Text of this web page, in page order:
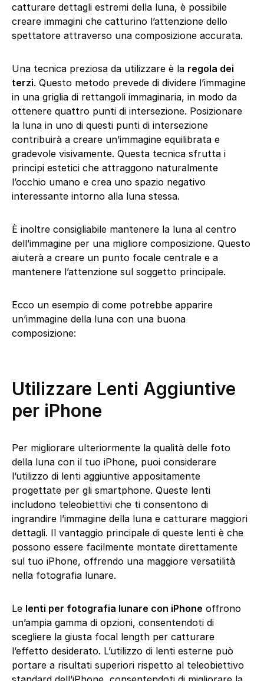
catturare dettagli estremi della luna, è possibile
creare immagini che catturino l’attenzione dello
spettatore attraverso una composizione accurata.
Una tecnica preziosa da utilizzare è la regola dei
terzi. Questo metodo prevede di dividere l’immagine
in una griglia di rettangoli immaginaria, in modo da
ottenere quattro punti di intersezione. Posizionare
la luna in uno di questi punti di intersezione
contribuirà a creare un’immagine equilibrata e
gradevole visivamente. Questa tecnica sfrutta i
principi estetici che attraggono naturalmente
l’occhio umano e crea uno spazio negativo
interessante intorno alla luna stessa.
È inoltre consigliabile mantenere la luna al centro
dell’immagine per una migliore composizione. Questo
aiuterà a creare un punto focale centrale e a
mantenere l’attenzione sul soggetto principale.
Ecco un esempio di come potrebbe apparire
un’immagine della luna con una buona
composizione:
Utilizzare Lenti Aggiuntive
per iPhone
Per migliorare ulteriormente la qualità delle foto
della luna con il tuo iPhone, puoi considerare
l’utilizzo di lenti aggiuntive appositamente
progettate per gli smartphone. Queste lenti
includono teleobiettivi che ti consentono di
ingrandire l’immagine della luna e catturare maggiori
dettagli. Il vantaggio principale di queste lenti è che
possono essere facilmente montate direttamente
sul tuo iPhone, offrendo una maggiore versatilità
nella fotografia lunare.
Le lenti per fotografia lunare con iPhone offrono
un’ampia gamma di opzioni, consentendoti di
scegliere la giusta focal length per catturare
l’effetto desiderato. L’utilizzo di lenti esterne può
portare a risultati superiori rispetto al teleobiettivo